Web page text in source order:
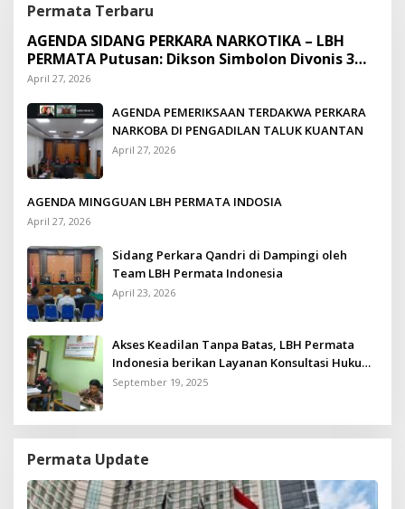
Permata Terbaru
AGENDA SIDANG PERKARA NARKOTIKA – LBH
PERMATA Putusan: Dikson Simbolon Divonis 3
Tahun Penjara
April 27, 2026
AGENDA PEMERIKSAAN TERDAKWA PERKARA
NARKOBA DI PENGADILAN TALUK KUANTAN
April 27, 2026
AGENDA MINGGUAN LBH PERMATA INDOSIA
April 27, 2026
Sidang Perkara Qandri di Dampingi oleh
Team LBH Permata Indonesia
April 23, 2026
Akses Keadilan Tanpa Batas, LBH Permata
Indonesia berikan Layanan Konsultasi Hukum
Gratis untuk Kurang Mampu
September 19, 2025
Permata Update